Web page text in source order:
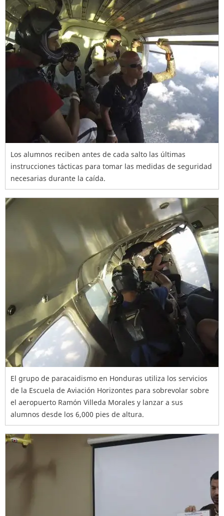
Los alumnos reciben antes de cada salto las últimas
instrucciones tácticas para tomar las medidas de seguridad
necesarias durante la caída.
El grupo de paracaidismo en Honduras utiliza los servicios
de la Escuela de Aviación Horizontes para sobrevolar sobre
el aeropuerto Ramón Villeda Morales y lanzar a sus
alumnos desde los 6,000 pies de altura.